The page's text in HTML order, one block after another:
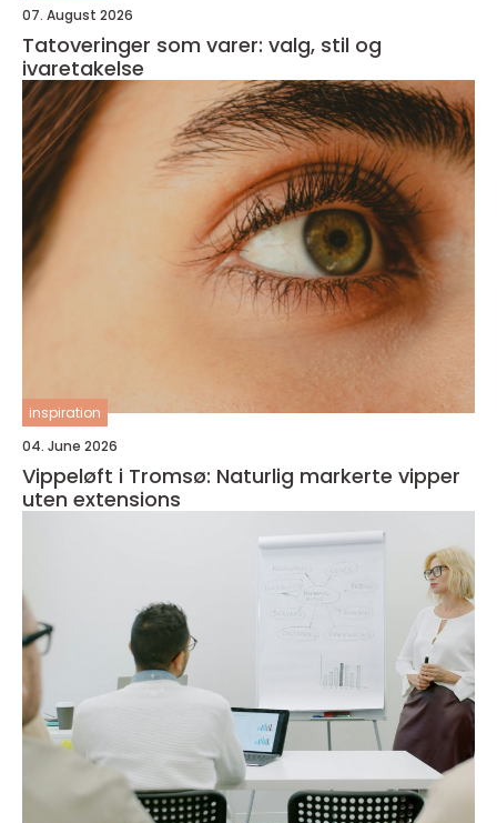
07. August 2026
Tatoveringer som varer: valg, stil og
ivaretakelse
inspiration
04. June 2026
Vippeløft i Tromsø: Naturlig markerte vipper
uten extensions